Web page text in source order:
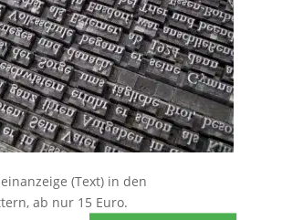
(Text) in den
ab nur 15 Euro.